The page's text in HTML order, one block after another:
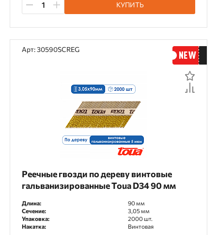
КУПИТЬ
Арт: 30590SCREG
Реечные гвозди по дереву винтовые
гальванизированные Toua D34 90 мм
Длина:
90 мм
Сечение:
3,05 мм
Упаковка:
2000 шт.
Накатка:
Винтовая